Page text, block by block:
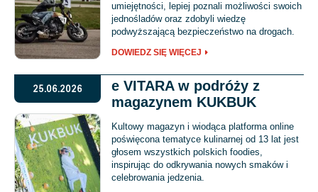
umiejętności, lepiej poznali możliwości swoich
jednośladów oraz zdobyli wiedzę
podwyższającą bezpieczeństwo na drogach.
DOWIEDZ SIĘ WIĘCEJ
25.06.2026
e VITARA w podróży z
magazynem KUKBUK
Kultowy magazyn i wiodąca platforma online
poświęcona tematyce kulinarnej od 13 lat jest
głosem wszystkich polskich foodies,
inspirując do odkrywania nowych smaków i
celebrowania jedzenia.